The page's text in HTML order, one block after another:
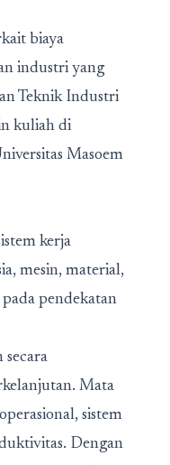
biaya
industri yang
Teknik Industri
kuliah di
Masoem
kerja
mesin, material,
pendekatan
Mata
sistem
Dengan